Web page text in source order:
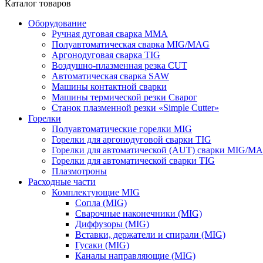
Каталог товаров
Оборудование
Ручная дуговая сварка ММА
Полуавтоматическая сварка MIG/MAG
Аргонодуговая сварка TIG
Воздушно-плазменная резка CUT
Автоматическая сварка SAW
Машины контактной сварки
Машины термической резки Сварог
Станок плазменной резки «Simple Cutter»
Горелки
Полуавтоматические горелки MIG
Горелки для аргонодуговой сварки TIG
Горелки для автоматической (AUT) сварки MIG/
Горелки для автоматической сварки TIG
Плазмотроны
Расходные части
Комплектующие MIG
Сопла (MIG)
Сварочные наконечники (MIG)
Диффузоры (MIG)
Вставки, держатели и спирали (MIG)
Гусаки (MIG)
Каналы направляющие (MIG)